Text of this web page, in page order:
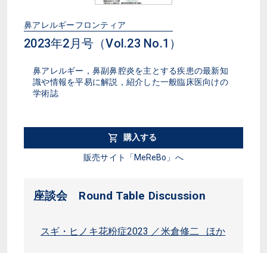
鼻アレルギーフロンティア
2023年2月号（Vol.23 No.1）
鼻アレルギー，鼻副鼻腔炎を主とする疾患の最新知
識や情報を平易に解説，紹介した一般臨床医向けの
学術誌
購入する
販売サイト「MeReBo」へ
座談会 Round Table Discussion
スギ・ヒノキ花粉症2023 ／米倉修二 ほか